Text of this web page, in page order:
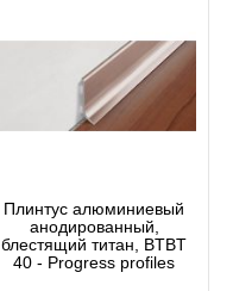
Плинтус алюминиевый
анодированный,
блестящий титан, BTBT
40 - Progress profiles